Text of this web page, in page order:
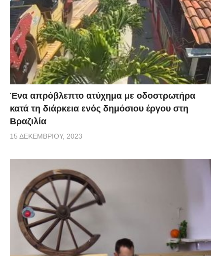
Ένα απρόβλεπτο ατύχημα με οδοστρωτήρα
κατά τη διάρκεια ενός δημόσιου έργου στη
Βραζιλία
15 ΔΕΚΕΜΒΡΊΟΥ, 2023